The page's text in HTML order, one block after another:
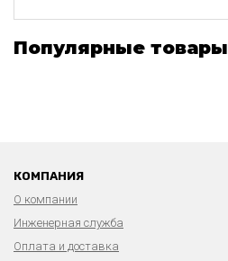
Популярные товары
КОМПАНИЯ
О компании
Инженерная служба
Оплата и доставка